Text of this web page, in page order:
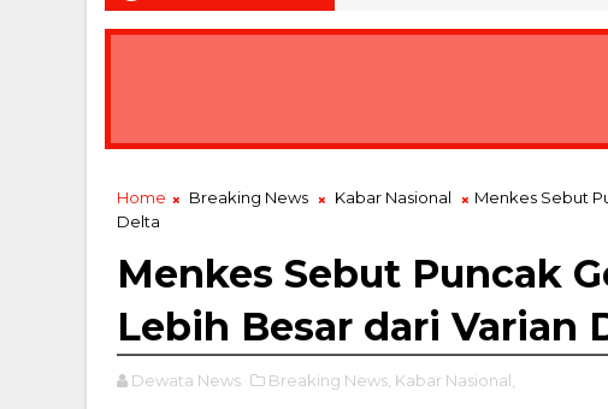
Buka APDT 2026 di Bali: Tegaskan Pariwisata, Budaya, dan Energi
Home Breaking News Kabar Nasional
Menkes Sebut
Delta
Menkes Sebut Puncak
Lebih Besar dari Varian
Dewata News Breaking News, Kabar Nasional,